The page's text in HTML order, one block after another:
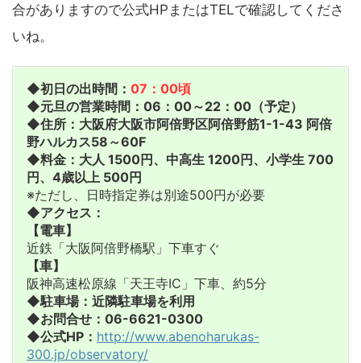
合がありますので公式HPまたはTELで確認してくださ
いね。
◆初日の出時間： 07：00頃
◆元旦の営業時間：06：00～22：00（予定）
◆住所：大阪府大阪市阿倍野区阿倍野筋1-1-43 阿倍
野ハルカス58～60F
◆料金：大人 1500円、中高生 1200円、小学生 700
円、4歳以上 500円
※ただし、日時指定券は別途500円が必要
◆アクセス：
【電車】
近鉄「大阪阿倍野橋駅」下車すぐ
【車】
阪神高速松原線「天王寺IC」下車、約5分
◆駐車場：近隣駐車場を利用
◆お問合せ：06-6621-0300
◆公式HP： http://www.abenoharukas-
300.jp/observatory/